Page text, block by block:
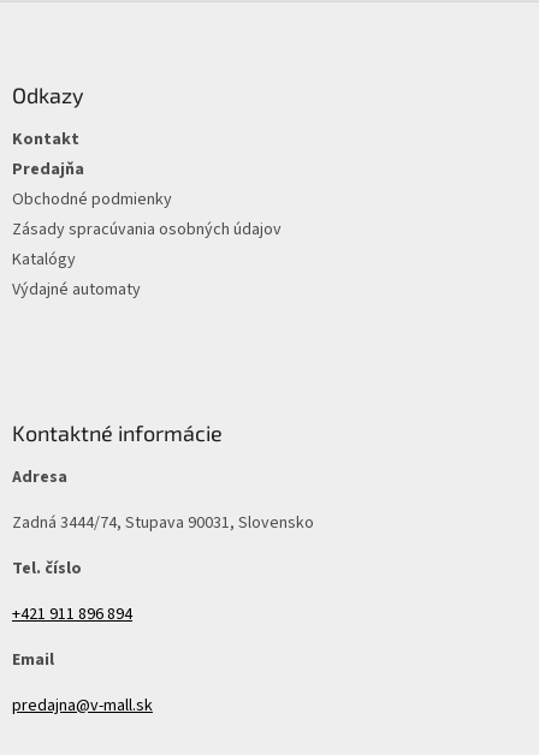
Odkazy
Kontakt
Predajňa
Obchodné podmienky
Zásady spracúvania osobných údajov
Katalógy
Výdajné automaty
Kontaktné informácie
Adresa
Zadná 3444/74, Stupava 90031, Slovensko
Tel. číslo
+421 911 896 894
Email
predajna@v-mall.sk